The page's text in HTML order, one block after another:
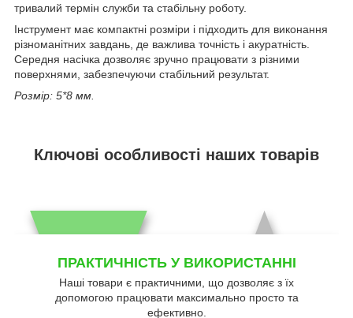
тривалий термін служби та стабільну роботу.
Інструмент має компактні розміри і підходить для виконання
різноманітних завдань, де важлива точність і акуратність.
Середня насічка дозволяє зручно працювати з різними
поверхнями, забезпечуючи стабільний результат.
Розмір: 5*8 мм.
Ключові особливості наших товарів
ПРАКТИЧНІСТЬ У ВИКОРИСТАННІ
Наші товари є практичними, що дозволяє з їх
допомогою працювати максимально просто та
ефективно.